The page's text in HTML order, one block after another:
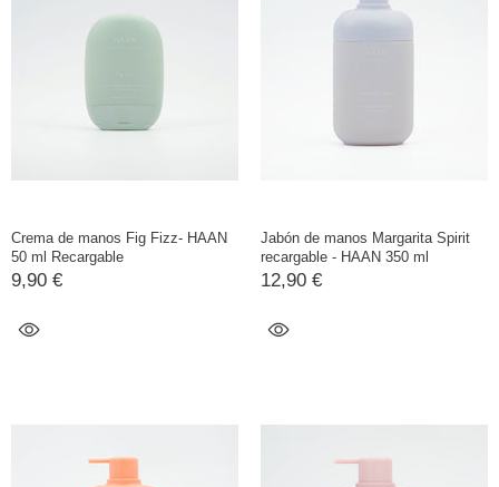
Crema de manos Fig Fizz- HAAN
50 ml Recargable
9,90 €
Jabón de manos Margarita Spirit
recargable - HAAN 350 ml
12,90 €